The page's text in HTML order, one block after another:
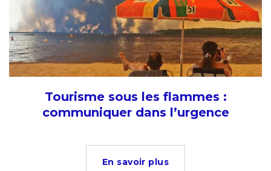
Tourisme sous les flammes :
communiquer dans l’urgence
En savoir plus